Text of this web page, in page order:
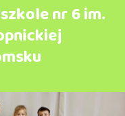
nr 6 im.